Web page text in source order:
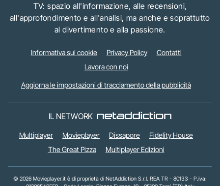
TV: spazio all'informazione, alle recensioni,
all'approfondimento e all'analisi, ma anche e soprattutto
al divertimento e alla passione.
Informativa sui cookie Privacy Policy
Contatti
Lavora con noi
Aggiorna le impostazioni di tracciamento della pubblicità
IL NETWORK
Multiplayer Movieplayer Dissapore
Fidelity House
The Great Pizza
Multiplayer Edizioni
© 2026 Movieplayer.it è di proprietà di NetAddiction S.r.l. REA TR - 80133 - P.iva: